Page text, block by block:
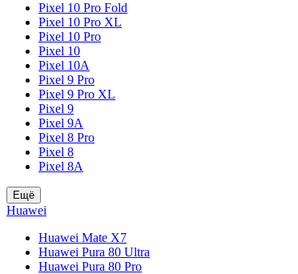
Pixel 10 Pro Fold
Pixel 10 Pro XL
Pixel 10 Pro
Pixel 10
Pixel 10A
Pixel 9 Pro
Pixel 9 Pro XL
Pixel 9
Pixel 9A
Pixel 8 Pro
Pixel 8
Pixel 8A
Ещё
Huawei
Huawei Mate X7
Huawei Pura 80 Ultra
Huawei Pura 80 Pro